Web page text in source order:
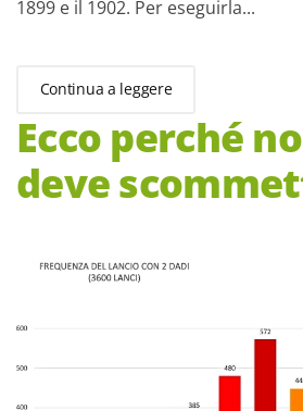
1899 e il 1902. Per eseguirla...
Continua a leggere
Ecco perché
deve